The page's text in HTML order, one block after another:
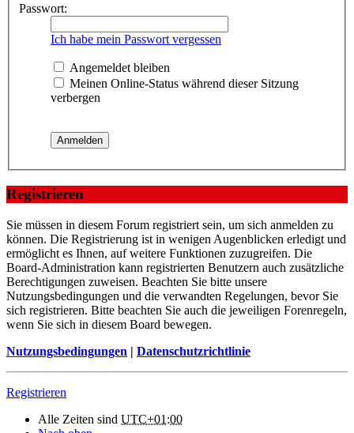
Passwort:
Ich habe mein Passwort vergessen
Angemeldet bleiben
Meinen Online-Status während dieser Sitzung
verbergen
Registrieren
Sie müssen in diesem Forum registriert sein, um sich anmelden zu
können. Die Registrierung ist in wenigen Augenblicken erledigt und
ermöglicht es Ihnen, auf weitere Funktionen zuzugreifen. Die
Board-Administration kann registrierten Benutzern auch zusätzliche
Berechtigungen zuweisen. Beachten Sie bitte unsere
Nutzungsbedingungen und die verwandten Regelungen, bevor Sie
sich registrieren. Bitte beachten Sie auch die jeweiligen Forenregeln,
wenn Sie sich in diesem Board bewegen.
Nutzungsbedingungen | Datenschutzrichtlinie
Registrieren
Alle Zeiten sind UTC+01:00